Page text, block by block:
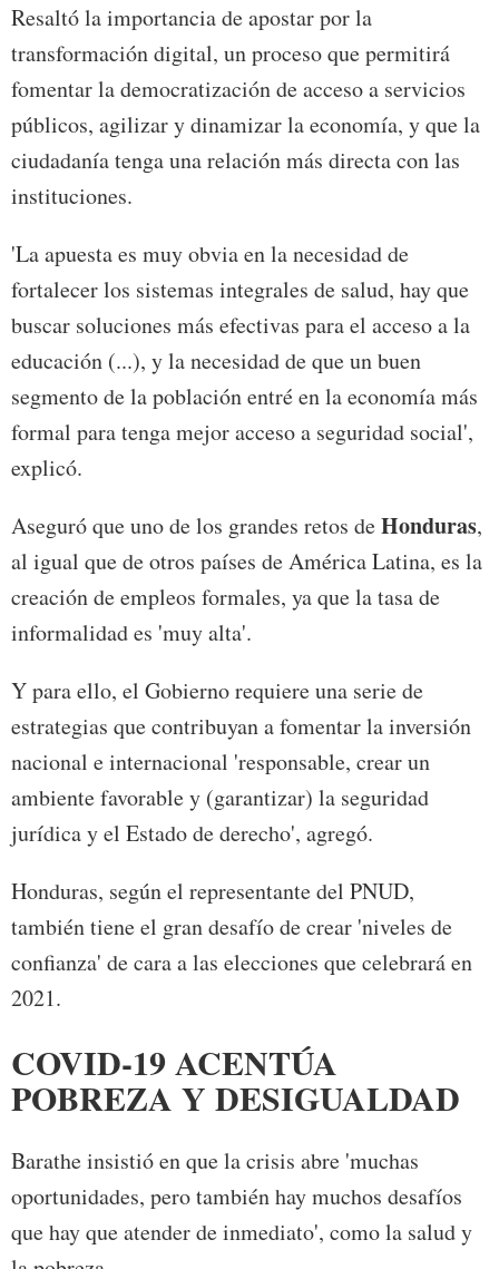
Resaltó la importancia de apostar por la
transformación digital, un proceso que permitirá
fomentar la democratización de acceso a servicios
públicos, agilizar y dinamizar la economía, y que la
ciudadanía tenga una relación más directa con las
instituciones.
'La apuesta es muy obvia en la necesidad de
fortalecer los sistemas integrales de salud, hay que
buscar soluciones más efectivas para el acceso a la
educación (...), y la necesidad de que un buen
segmento de la población entré en la economía más
formal para tenga mejor acceso a seguridad social',
explicó.
Aseguró que uno de los grandes retos deHonduras,
al igual que de otros países de América Latina, es la
creación de empleos formales, ya que la tasa de
informalidad es 'muy alta'.
Y para ello, el Gobierno requiere una serie de
estrategias que contribuyan a fomentar la inversión
nacional e internacional 'responsable, crear un
ambiente favorable y (garantizar) la seguridad
jurídica y el Estado de derecho', agregó.
Honduras, según el representante del PNUD,
también tiene el gran desafío de crear 'niveles de
confianza' de cara a las elecciones que celebrará en
2021.
COVID-19 ACENTÚA
POBREZA Y DESIGUALDAD
Barathe insistió en que la crisis abre 'muchas
oportunidades, pero también hay muchos desafíos
que hay que atender de inmediato', como la salud y